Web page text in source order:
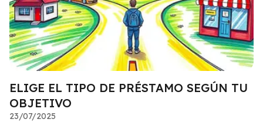
ELIGE EL TIPO DE PRÉSTAMO SEGÚN TU
OBJETIVO
23/07/2025